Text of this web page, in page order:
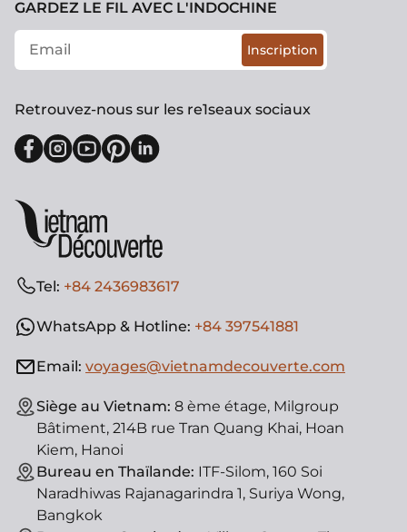
Tel: +84 2436983617
WhatsApp & Hotline: +84 397541881
Email: voyages@vietnamdecouverte.com
Siège au Vietnam: 8 ème étage, Milgroup
Bâtiment, 214B rue Tran Quang Khai, Hoan
Kiem, Hanoi
Bureau en Thaïlande: ITF-Silom, 160 Soi
Naradhiwas Rajanagarindra 1, Suriya Wong,
Bangkok
GARDEZ LE FIL AVEC L'INDOCHINE
Inscription
Retrouvez-nous sur les re1seaux sociaux